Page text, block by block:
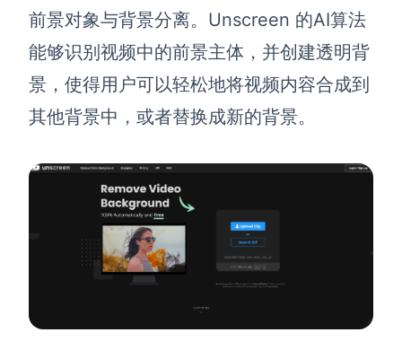
前景对象与背景分离。Unscreen 的AI算法
能够识别视频中的前景主体，并创建透明背
景，使得用户可以轻松地将视频内容合成到
其他背景中，或者替换成新的背景。